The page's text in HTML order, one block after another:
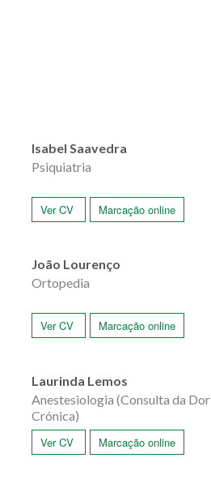
Isabel Saavedra
Psiquiatria
Ver CV Marcação online
João Lourenço
Ortopedia
Ver CV Marcação online
Laurinda Lemos
Anestesiologia (Consulta da Dor
Crónica)
Ver CV
Marcação online